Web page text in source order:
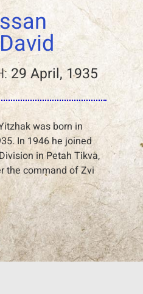
29 April, 1935
was born in
In 1946 he joined
in Petah Tikva,
the command of Zvi